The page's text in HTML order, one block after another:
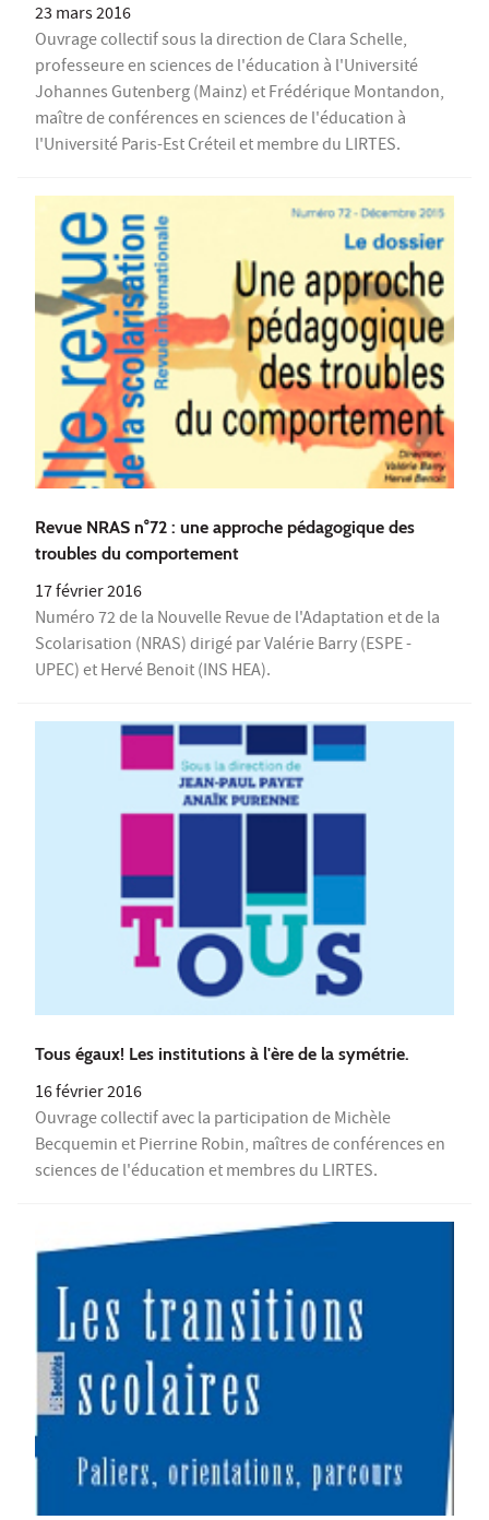
23 mars 2016
Ouvrage collectif sous la direction de Clara Schelle,
professeure en sciences de l'éducation à l'Université
Johannes Gutenberg (Mainz) et Frédérique Montandon,
maître de conférences en sciences de l'éducation à
l'Université Paris-Est Créteil et membre du LIRTES.
Revue NRAS n°72 : une approche pédagogique des
troubles du comportement
17 février 2016
Numéro 72 de la Nouvelle Revue de l'Adaptation et de la
Scolarisation (NRAS) dirigé par Valérie Barry (ESPE -
UPEC) et Hervé Benoit (INS HEA).
Tous égaux! Les institutions à l'ère de la symétrie.
16 février 2016
Ouvrage collectif avec la participation de Michèle
Becquemin et Pierrine Robin, maîtres de conférences en
sciences de l'éducation et membres du LIRTES.